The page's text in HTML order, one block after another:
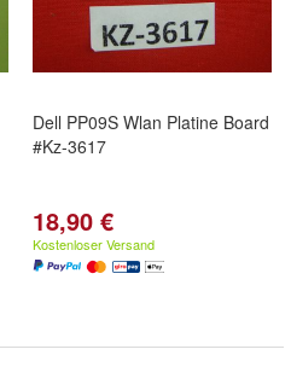
Dell PP09S Wlan Platine Board
#Kz-3617
18,90 €
Kostenloser Versand